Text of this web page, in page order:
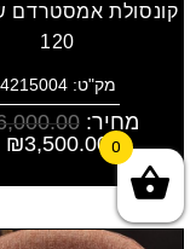
קונסולת אמסטרדם
120
מק"ט: 4215004
מחיר:
₪3,500.00 0